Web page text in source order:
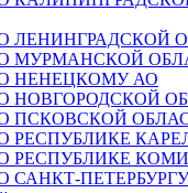
ЛЕНИНГРАДСКОЙ
МУРМАНСКОЙ
НЕНЕЦКОМУ АО
НОВГОРОДСКОЙ
ПСКОВСКОЙ
РЕСПУБЛИКЕ
РЕСПУБЛИКЕ КОМИ
САНКТ-ПЕТЕРБУРГУ